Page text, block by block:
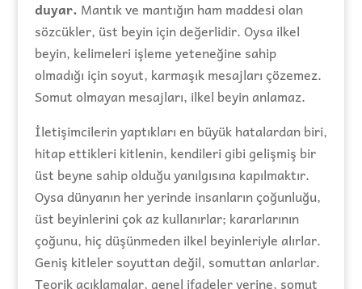
duyar. Mantık ve mantığın ham maddesi olan
sözcükler, üst beyin için değerlidir. Oysa ilkel
beyin, kelimeleri işleme yeteneğine sahip
olmadığı için soyut, karmaşık mesajları çözemez.
Somut olmayan mesajları, ilkel beyin anlamaz.
İletişimcilerin yaptıkları en büyük hatalardan biri,
hitap ettikleri kitlenin, kendileri gibi gelişmiş bir
üst beyne sahip olduğu yanılgısına kapılmaktır.
Oysa dünyanın her yerinde insanların çoğunluğu,
üst beyinlerini çok az kullanırlar; kararlarının
çoğunu, hiç düşünmeden ilkel beyinleriyle alırlar.
Geniş kitleler soyuttan değil, somuttan anlarlar.
Teorik açıklamalar, genel ifadeler yerine, somut